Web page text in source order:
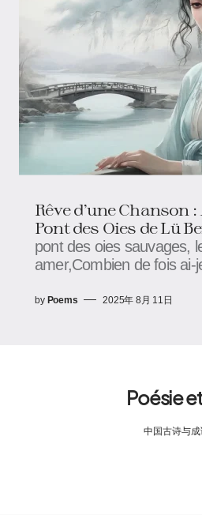
Rêve d’une Chanson
Pont des Oies de Lü
pont des oies sauvages,
amer,Combien de fois ai-
by Poems 2025年 8月 11日
Poésie
中国古诗与